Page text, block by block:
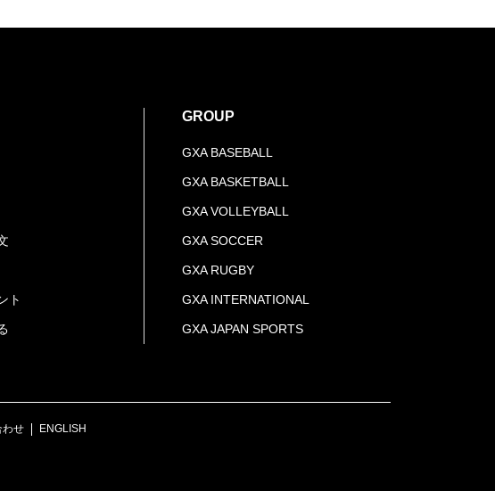
ト
GROUP
GXA BASEBALL
GXA BASKETBALL
GXA VOLLEYBALL
GXA SOCCER
GXA RUGBY
GXA INTERNATIONAL
GXA JAPAN SPORTS
わせ ENGLISH